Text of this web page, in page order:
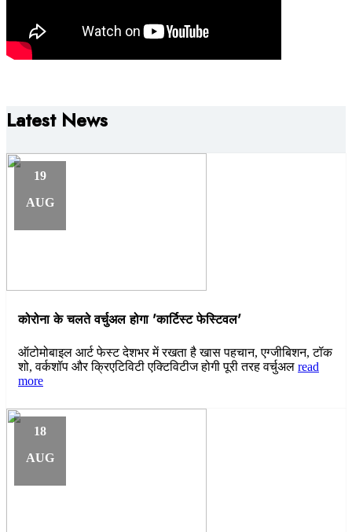
Latest News
19
AUG
कोरोना के चलते वर्चुअल होगा 'कार्टिस्ट फेस्टिवल'
ऑटोमोबाइल आर्ट फेस्ट देशभर में रखता है खास पहचान, एग्जीबिशन, टॉक
शो, वर्कशॉप और क्रिएटिविटी एक्टिविटीज होगी पूरी तरह वर्चुअल read
more
18
AUG